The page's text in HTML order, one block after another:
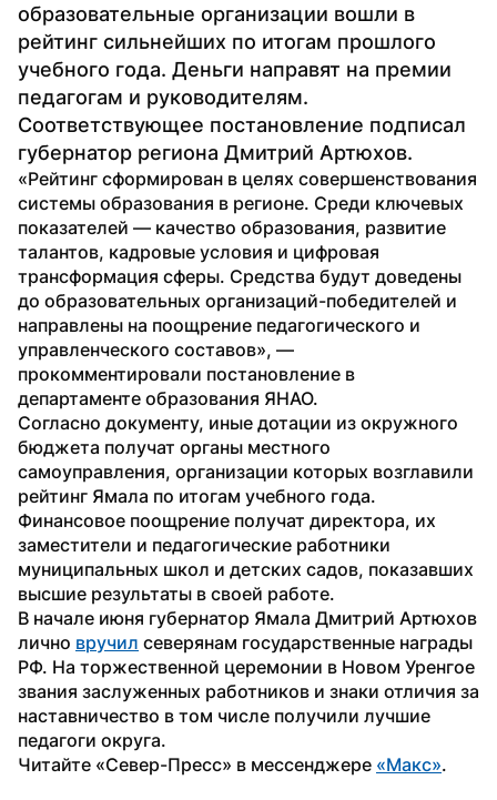
образовательные организации вошли в
рейтинг сильнейших по итогам прошлого
учебного года. Деньги направят на премии
педагогам и руководителям.
Соответствующее постановление подписал
губернатор региона Дмитрий Артюхов.
«Рейтинг сформирован в целях совершенствования
системы образования в регионе. Среди ключевых
показателей — качество образования, развитие
талантов, кадровые условия и цифровая
трансформация сферы. Средства будут доведены
до образовательных организаций-победителей и
направлены на поощрение педагогического и
управленческого составов», —
прокомментировали постановление в
департаменте образования ЯНАО.
Согласно документу, иные дотации из окружного
бюджета получат органы местного
самоуправления, организации которых возглавили
рейтинг Ямала по итогам учебного года.
Финансовое поощрение получат директора, их
заместители и педагогические работники
муниципальных школ и детских садов, показавших
высшие результаты в своей работе.
В начале июня губернатор Ямала Дмитрий Артюхов
лично вручил северянам государственные награды
РФ. На торжественной церемонии в Новом Уренгое
звания заслуженных работников и знаки отличия за
наставничество в том числе получили лучшие
педагоги округа.
Читайте «Север-Пресс» в мессенджере «Макс».